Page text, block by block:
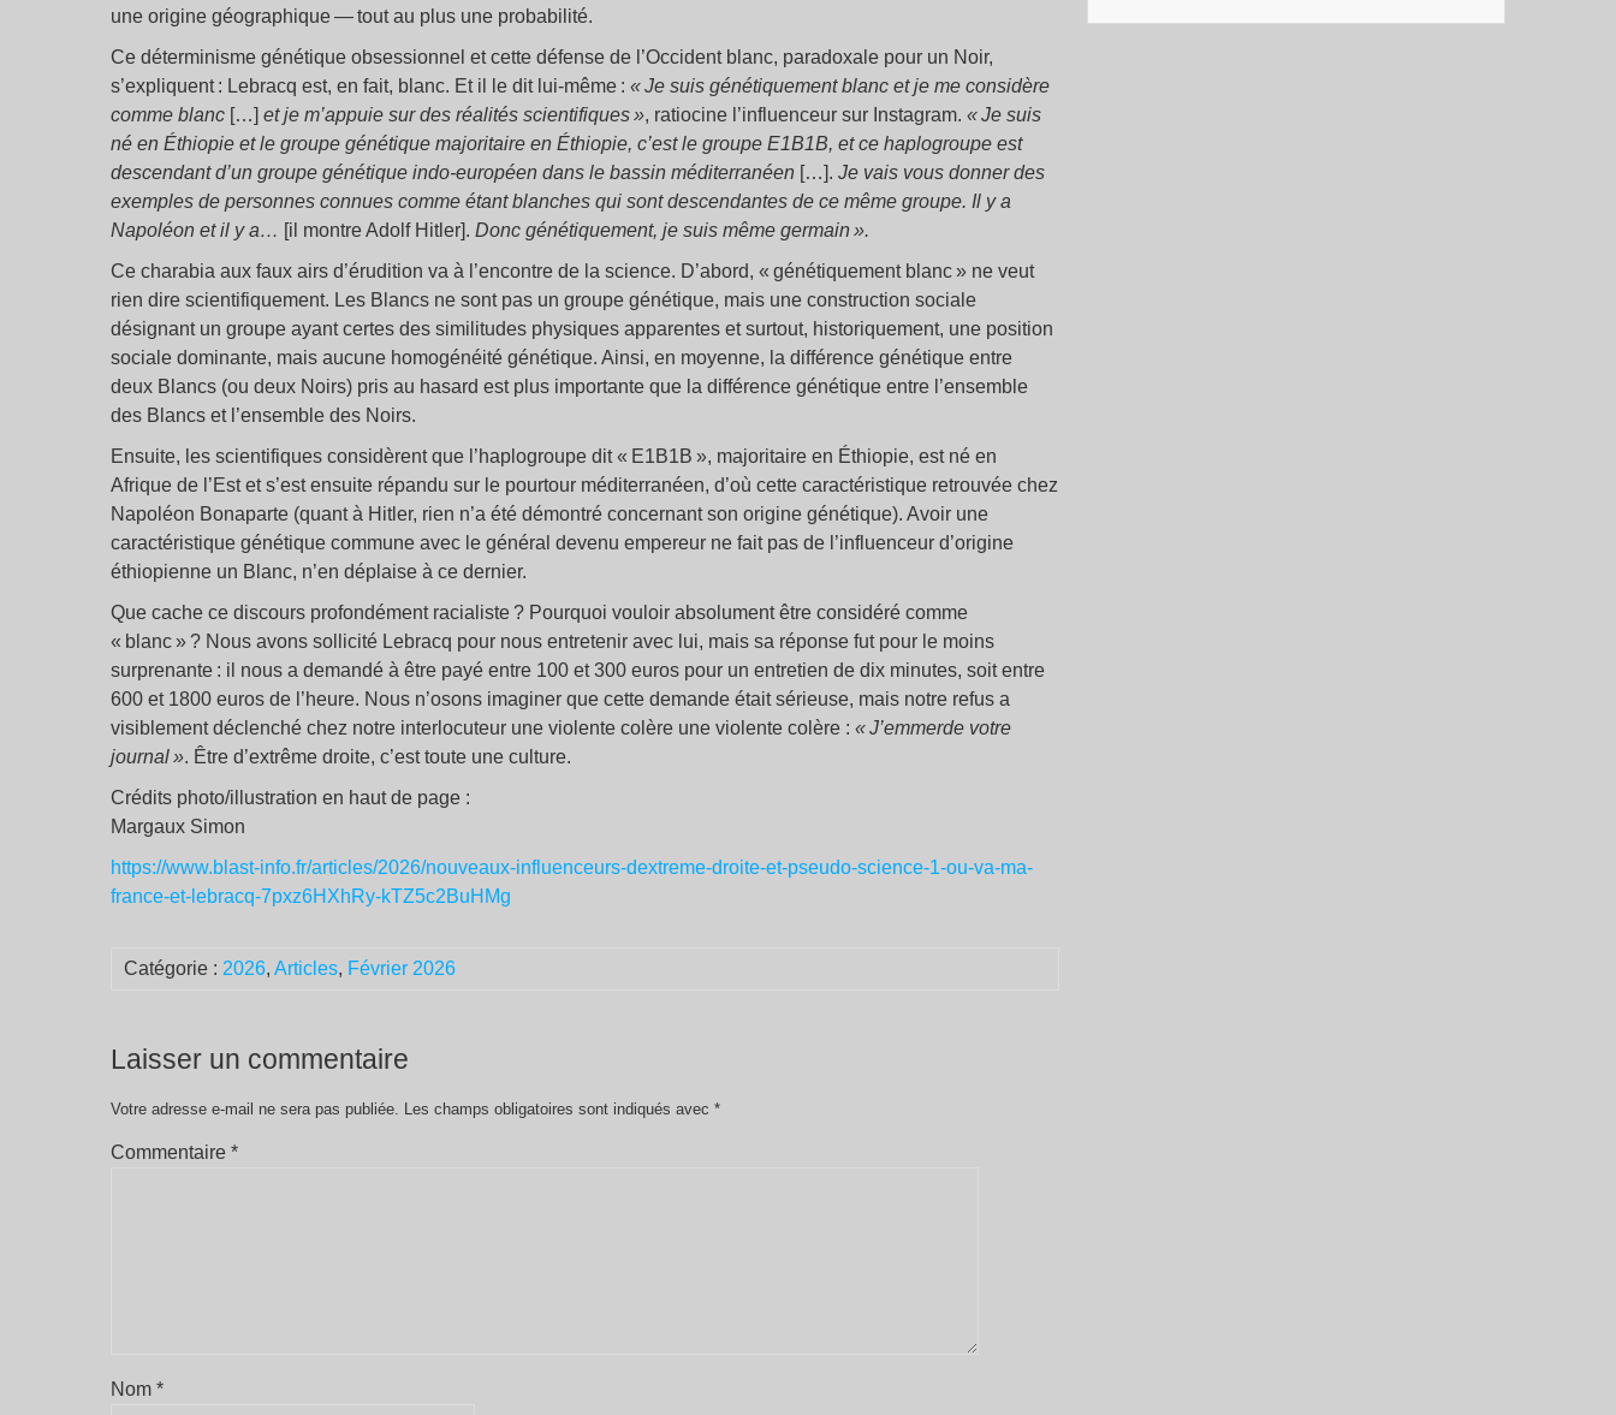
une origine géographique — tout au plus une probabilité.
Ce déterminisme génétique obsessionnel et cette défense de l’Occident blanc, paradoxale pour un Noir,
s’expliquent : Lebracq est, en fait, blanc. Et il le dit lui-même : « Je suis génétiquement blanc et je me considère
comme blanc […] et je m’appuie sur des réalités scientifiques », ratiocine l’influenceur sur Instagram. « Je suis
né en Éthiopie et le groupe génétique majoritaire en Éthiopie, c’est le groupe E1B1B, et ce haplogroupe est
descendant d’un groupe génétique indo-européen dans le bassin méditerranéen […]. Je vais vous donner des
exemples de personnes connues comme étant blanches qui sont descendantes de ce même groupe. Il y a
Napoléon et il y a… [il montre Adolf Hitler]. Donc génétiquement, je suis même germain ».
Ce charabia aux faux airs d’érudition va à l’encontre de la science. D’abord, « génétiquement blanc » ne veut
rien dire scientifiquement. Les Blancs ne sont pas un groupe génétique, mais une construction sociale
désignant un groupe ayant certes des similitudes physiques apparentes et surtout, historiquement, une position
sociale dominante, mais aucune homogénéité génétique. Ainsi, en moyenne, la différence génétique entre
deux Blancs (ou deux Noirs) pris au hasard est plus importante que la différence génétique entre l’ensemble
des Blancs et l’ensemble des Noirs.
Ensuite, les scientifiques considèrent que l’haplogroupe dit « E1B1B », majoritaire en Éthiopie, est né en
Afrique de l’Est et s’est ensuite répandu sur le pourtour méditerranéen, d’où cette caractéristique retrouvée chez
Napoléon Bonaparte (quant à Hitler, rien n’a été démontré concernant son origine génétique). Avoir une
caractéristique génétique commune avec le général devenu empereur ne fait pas de l’influenceur d’origine
éthiopienne un Blanc, n’en déplaise à ce dernier.
Que cache ce discours profondément racialiste ? Pourquoi vouloir absolument être considéré comme
« blanc » ? Nous avons sollicité Lebracq pour nous entretenir avec lui, mais sa réponse fut pour le moins
surprenante : il nous a demandé à être payé entre 100 et 300 euros pour un entretien de dix minutes, soit entre
600 et 1800 euros de l’heure. Nous n’osons imaginer que cette demande était sérieuse, mais notre refus a
visiblement déclenché chez notre interlocuteur une violente colère une violente colère : « J’emmerde votre
journal ». Être d’extrême droite, c’est toute une culture.
Crédits photo/illustration en haut de page :
Margaux Simon
https://www.blast-info.fr/articles/2026/nouveaux-influenceurs-dextreme-droite-et-pseudo-science-1-ou-va-ma-
france-et-lebracq-7pxz6HXhRy-kTZ5c2BuHMg
Catégorie : 2026, Articles, Février 2026
Laisser un commentaire
Votre adresse e-mail ne sera pas publiée. Les champs obligatoires sont indiqués avec *
Commentaire *
Nom *